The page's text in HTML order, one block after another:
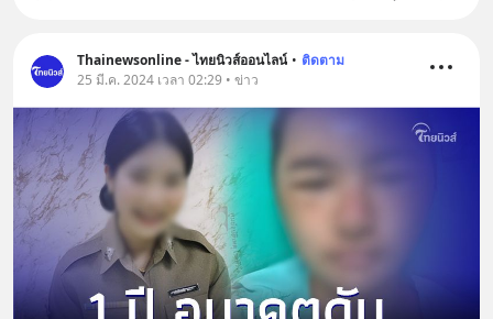
Thainewsonline - ไทยนิวส์ออนไลน์ • ติดตาม
25 มี.ค. 2024 เวลา 02:29 • ข่าว